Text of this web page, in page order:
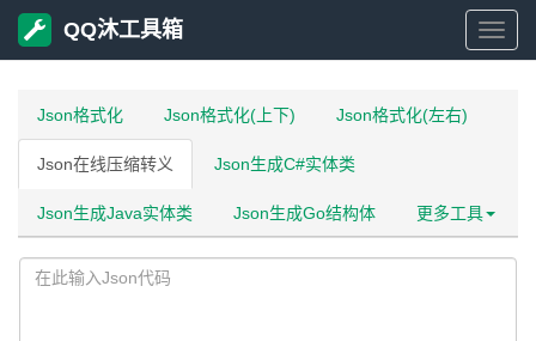
QQ
QQ沐工具箱
Json格式化 Json格式化(上下) Json格式化(左右)
Json在线压缩转义 Json生成C#实体类
Json生成Java实体类 Json生成Go结构体 更多工具